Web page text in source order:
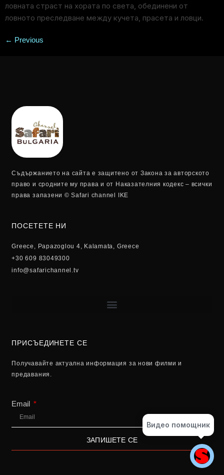
ловната страст на хората по света, обединени от
ловното преследване между кучета, прасета и ловци.
← Previous
Съдържанието на сайта е защитено от Закона за авторското
право и сродните му права и от Наказателния кодекс – всички
права запазени © Safari channel IKE
ПОСЕТЕТЕ НИ
Greece, Papazoglou 4, Kalamata, Greece
+30 609 83049300
info@safarichannel.tv
ПРИСЪЕДИНЕТЕ СЕ
Получавайте актуална информация за нови филми и
предавания.
Email
ЗАПИШЕТЕ СЕ
Видео помощник